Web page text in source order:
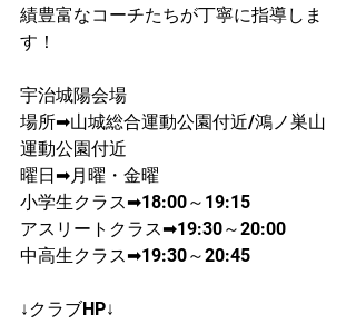
績豊富なコーチたちが丁寧に指導しま
す！
宇治城陽会場
場所➡山城総合運動公園付近/鴻ノ巣山
運動公園付近
曜日➡月曜・金曜
​小学生クラス➡18:00～19:15
アスリートクラス➡19:30～20:00
中高生クラス➡19:30～20:45
↓クラブHP↓